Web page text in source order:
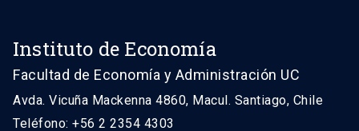
Instituto de Economía
Facultad de Economía y Administración UC
Avda. Vicuña Mackenna 4860, Macul. Santiago, Chile
Teléfono: +56 2 2354 4303